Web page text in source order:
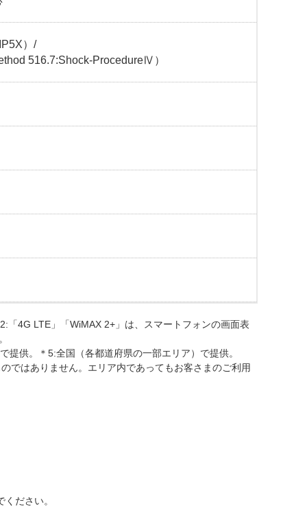
）/
516.7:Shock-ProcedureⅣ）
4G LTE」「WiMAX 2+」は、スマートフォンの画面表
供。＊5:全国（各都道府県の一部エリア）で提供。
ではありません。エリア内であってもお客さまのご利用
ださい。